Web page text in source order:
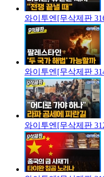
와이투엔[무삭제판
와이투엔[무삭제판
와이투엔[무삭제판